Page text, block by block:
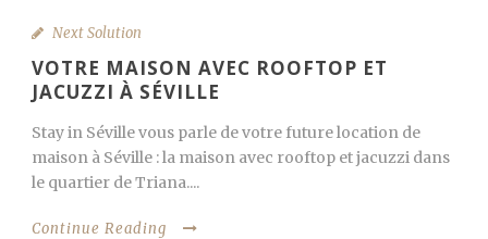
Next Solution
VOTRE MAISON AVEC ROOFTOP ET
JACUZZI À SÉVILLE
Stay in Séville vous parle de votre future location de
maison à Séville : la maison avec rooftop et jacuzzi dans
le quartier de Triana....
Continue Reading